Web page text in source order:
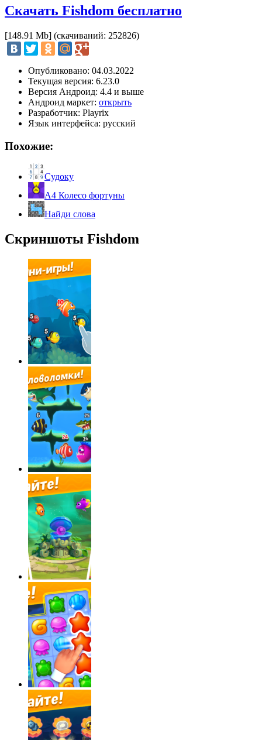
Скачать Fishdom бесплатно
[148.91 Mb] (cкачиваний: 252826)
Опубликовано: 04.03.2022
Текущая версия: 6.23.0
Версия Андроид: 4.4 и выше
Андроид маркет: открыть
Разработчик: Playrix
Язык интерфейса: русский
Похожие:
Судоку
А4 Колесо фортуны
Найди слова
Скриншоты Fishdom